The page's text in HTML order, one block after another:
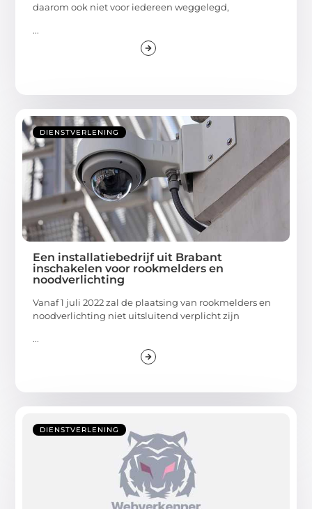
daarom ook niet voor iedereen weggelegd,
...
DIENSTVERLENING
Een installatiebedrijf uit Brabant
inschakelen voor rookmelders en
noodverlichting
Vanaf 1 juli 2022 zal de plaatsing van rookmelders en
noodverlichting niet uitsluitend verplicht zijn
...
DIENSTVERLENING